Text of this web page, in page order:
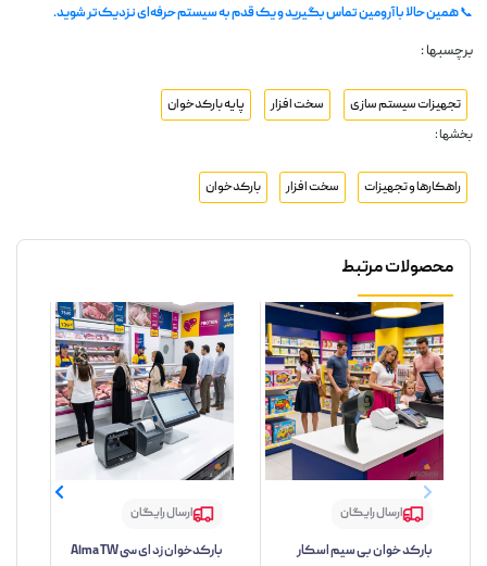
📞همین حالا با آرومین تماس بگیرید و یک قدم به سیستم حرفه‌ای نزدیک‌تر شوید.
برچسبها :
تجهیزات سیستم سازی سخت افزار
پایه بارکدخوان
بخشها :
راهکارها و تجهیزات سخت افزار بارکدخوان
محصولات مرتبط
ارسال رایگان
بارکد خوان بی سیم اسکار
ارسال رایگان
بارکدخوان زد ای سی Alma TW